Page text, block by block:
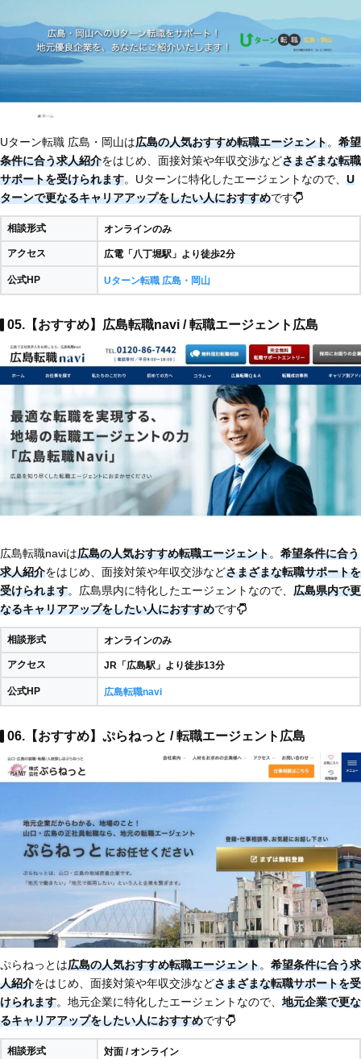
Uターン転職 広島・岡山は広島の人気おすすめ転職エージェント。 希望
条件に合う求人紹介をはじめ、面接対策や年収交渉などさまざまな転職
サポートを受けられます。Uターンに特化したエージェントなので、 U
ターンで更なるキャリアアップをしたい人におすすめです
相談形式 オンラインのみ
アクセス 広電「八丁堀駅」より徒歩2分
公式HP Uターン転職 広島・岡山
05.【おすすめ】広島転職navi / 転職エージェント広島
広島転職naviは広島の人気おすすめ転職エージェント。 希望条件に合う
求人紹介をはじめ、面接対策や年収交渉などさまざまな転職サポートを
受けられます。広島県内に特化したエージェントなので、 広島県内で更
なるキャリアアップをしたい人におすすめです
相談形式 オンラインのみ
アクセス JR「広島駅」より徒歩13分
公式HP 広島転職navi
06.【おすすめ】ぷらねっと / 転職エージェント広島
ぷらねっとは広島の人気おすすめ転職エージェント。 希望条件に合う求
人紹介をはじめ、面接対策や年収交渉などさまざまな転職サポートを受
けられます。地元企業に特化したエージェントなので、 地元企業で更な
るキャリアアップをしたい人におすすめです
相談形式 対面 / オンライン